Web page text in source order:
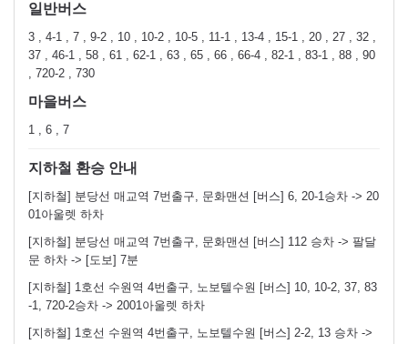
일반버스
3 , 4-1 , 7 , 9-2 , 10 , 10-2 , 10-5 , 11-1 , 13-4 , 15-1 , 20 , 27 , 32 ,
37 , 46-1 , 58 , 61 , 62-1 , 63 , 65 , 66 , 66-4 , 82-1 , 83-1 , 88 , 90
, 720-2 , 730
마을버스
1 , 6 , 7
지하철 환승 안내
[지하철] 분당선 매교역 7번출구, 문화맨션 [버스] 6, 20-1승차 -> 20
01아울렛 하차
[지하철] 분당선 매교역 7번출구, 문화맨션 [버스] 112 승차 -> 팔달
문 하차 -> [도보] 7분
[지하철] 1호선 수원역 4번출구, 노보텔수원 [버스] 10, 10-2, 37, 83
-1, 720-2승차 -> 2001아울렛 하차
[지하철] 1호선 수원역 4번출구, 노보텔수원 [버스] 2-2, 13 승차 ->